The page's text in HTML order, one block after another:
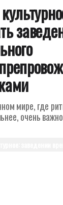
мире, где
очень